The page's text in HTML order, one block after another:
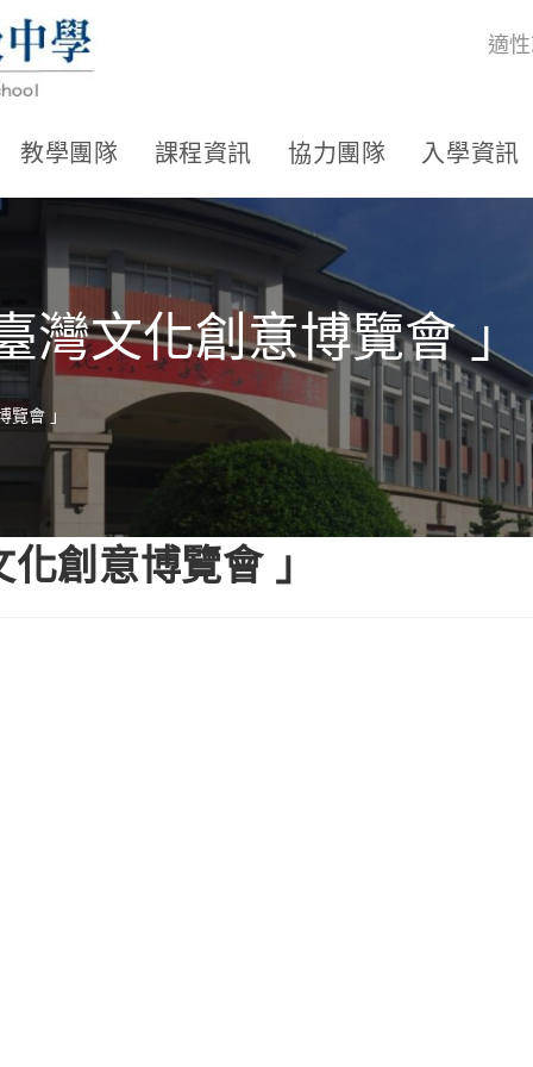
適
教學團隊 課程資訊 協力團隊 入學資訊
灣文化創意博覽會 」
會 」
創意博覽會 」